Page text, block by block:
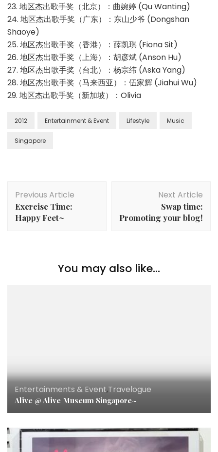
23. 地区杰出歌手奖（北京）：曲婉婷 (Qu Wanting)
24. 地区杰出歌手奖（广东）：东山少爷 (Dongshan
Shaoye)
25. 地区杰出歌手奖（香港）：薛凯琪 (Fiona Sit)
26. 地区杰出歌手奖（上海）：胡彦斌 (Anson Hu)
27. 地区杰出歌手奖（台北）：杨宗纬 (Aska Yang)
28. 地区杰出歌手奖（马来西亚）：伍家辉 (Jiahui Wu)
29. 地区杰出歌手奖（新加坡）：Olivia
2012 Entertainment & Event Lifestyle Music
Singapore
Previous Article
Exercise Time:
Happy Feet~
Next Article
Swap time:
Promoting your blog!
You may also like...
Entertainments & Event,Travelogue
Alive @ Alive Museum Singapore~